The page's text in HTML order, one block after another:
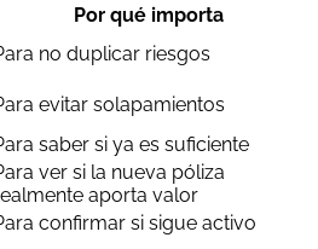
Por qué importa
no duplicar riesgos
evitar solapamientos
saber si ya es suficiente
ver si la nueva póliza
aporta valor
confirmar si sigue activo